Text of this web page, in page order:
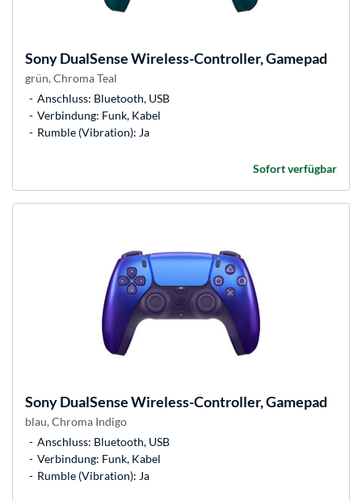
SonyDualSense Wireless-Controller, Gamepad
grün, Chroma Teal
Anschluss: Bluetooth, USB
Verbindung: Funk, Kabel
Rumble (Vibration): Ja
Sofort verfügbar
SonyDualSense Wireless-Controller, Gamepad
blau, Chroma Indigo
Anschluss: Bluetooth, USB
Verbindung: Funk, Kabel
Rumble (Vibration): Ja